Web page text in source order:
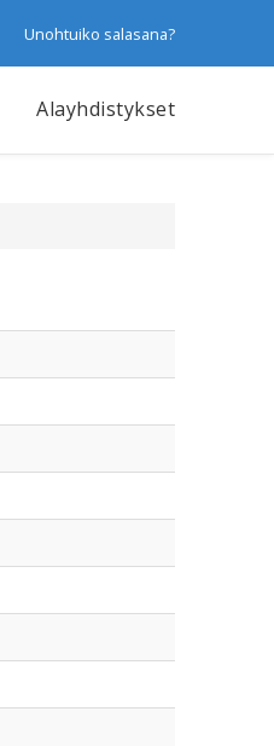
Unohtuiko salasana?
Alayhdistykset